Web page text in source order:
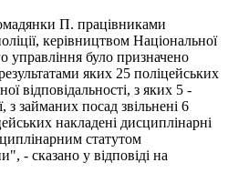
П. працівниками
керівництвом Національної
управління було призначено
яких 25 поліцейських
відповідальності, з яких 5 -
з займаних посад звільнені 6
накладені дисциплінарні
статутом
- сказано у відповіді на